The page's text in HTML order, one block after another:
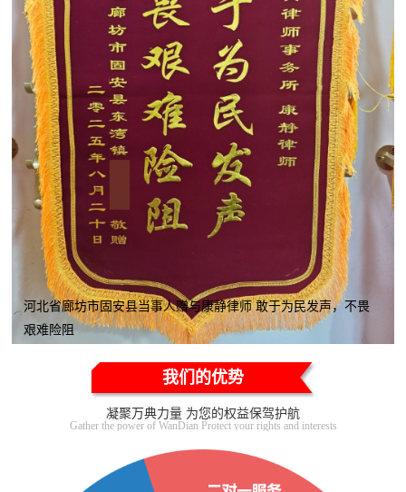
河北省廊坊市固安县当事人赠与康静律师 敢于为民发声，不畏
艰难险阻
我们的优势
凝聚万典力量 为您的权益保驾护航
Gather the power of WanDian Protect your rights and interests